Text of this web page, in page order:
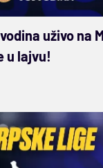
uživo na
u lajvu!